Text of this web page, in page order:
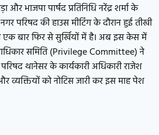
और भाजपा पार्षद प्रतिनिधि नरेंद्र शर्मा के
परिषद की हाउस मीटिंग के दौरान हुई तीखी
बार फिर से सुर्खियों में है। अब इस केस में
समिति (Privilege Committee) ने
थानेसर के कार्यकारी अधिकारी राजेश
व्यक्तियों को नोटिस जारी कर इस माह पेश